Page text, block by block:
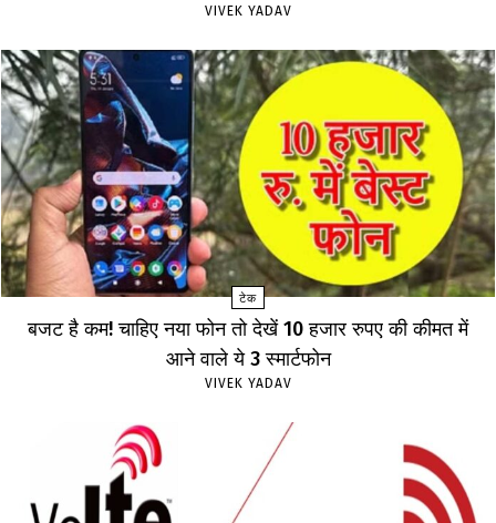
VIVEK YADAV
टेक
बजट है कम! चाहिए नया फोन तो देखें 10 हजार रुपए की कीमत में
आने वाले ये 3 स्मार्टफोन
VIVEK YADAV